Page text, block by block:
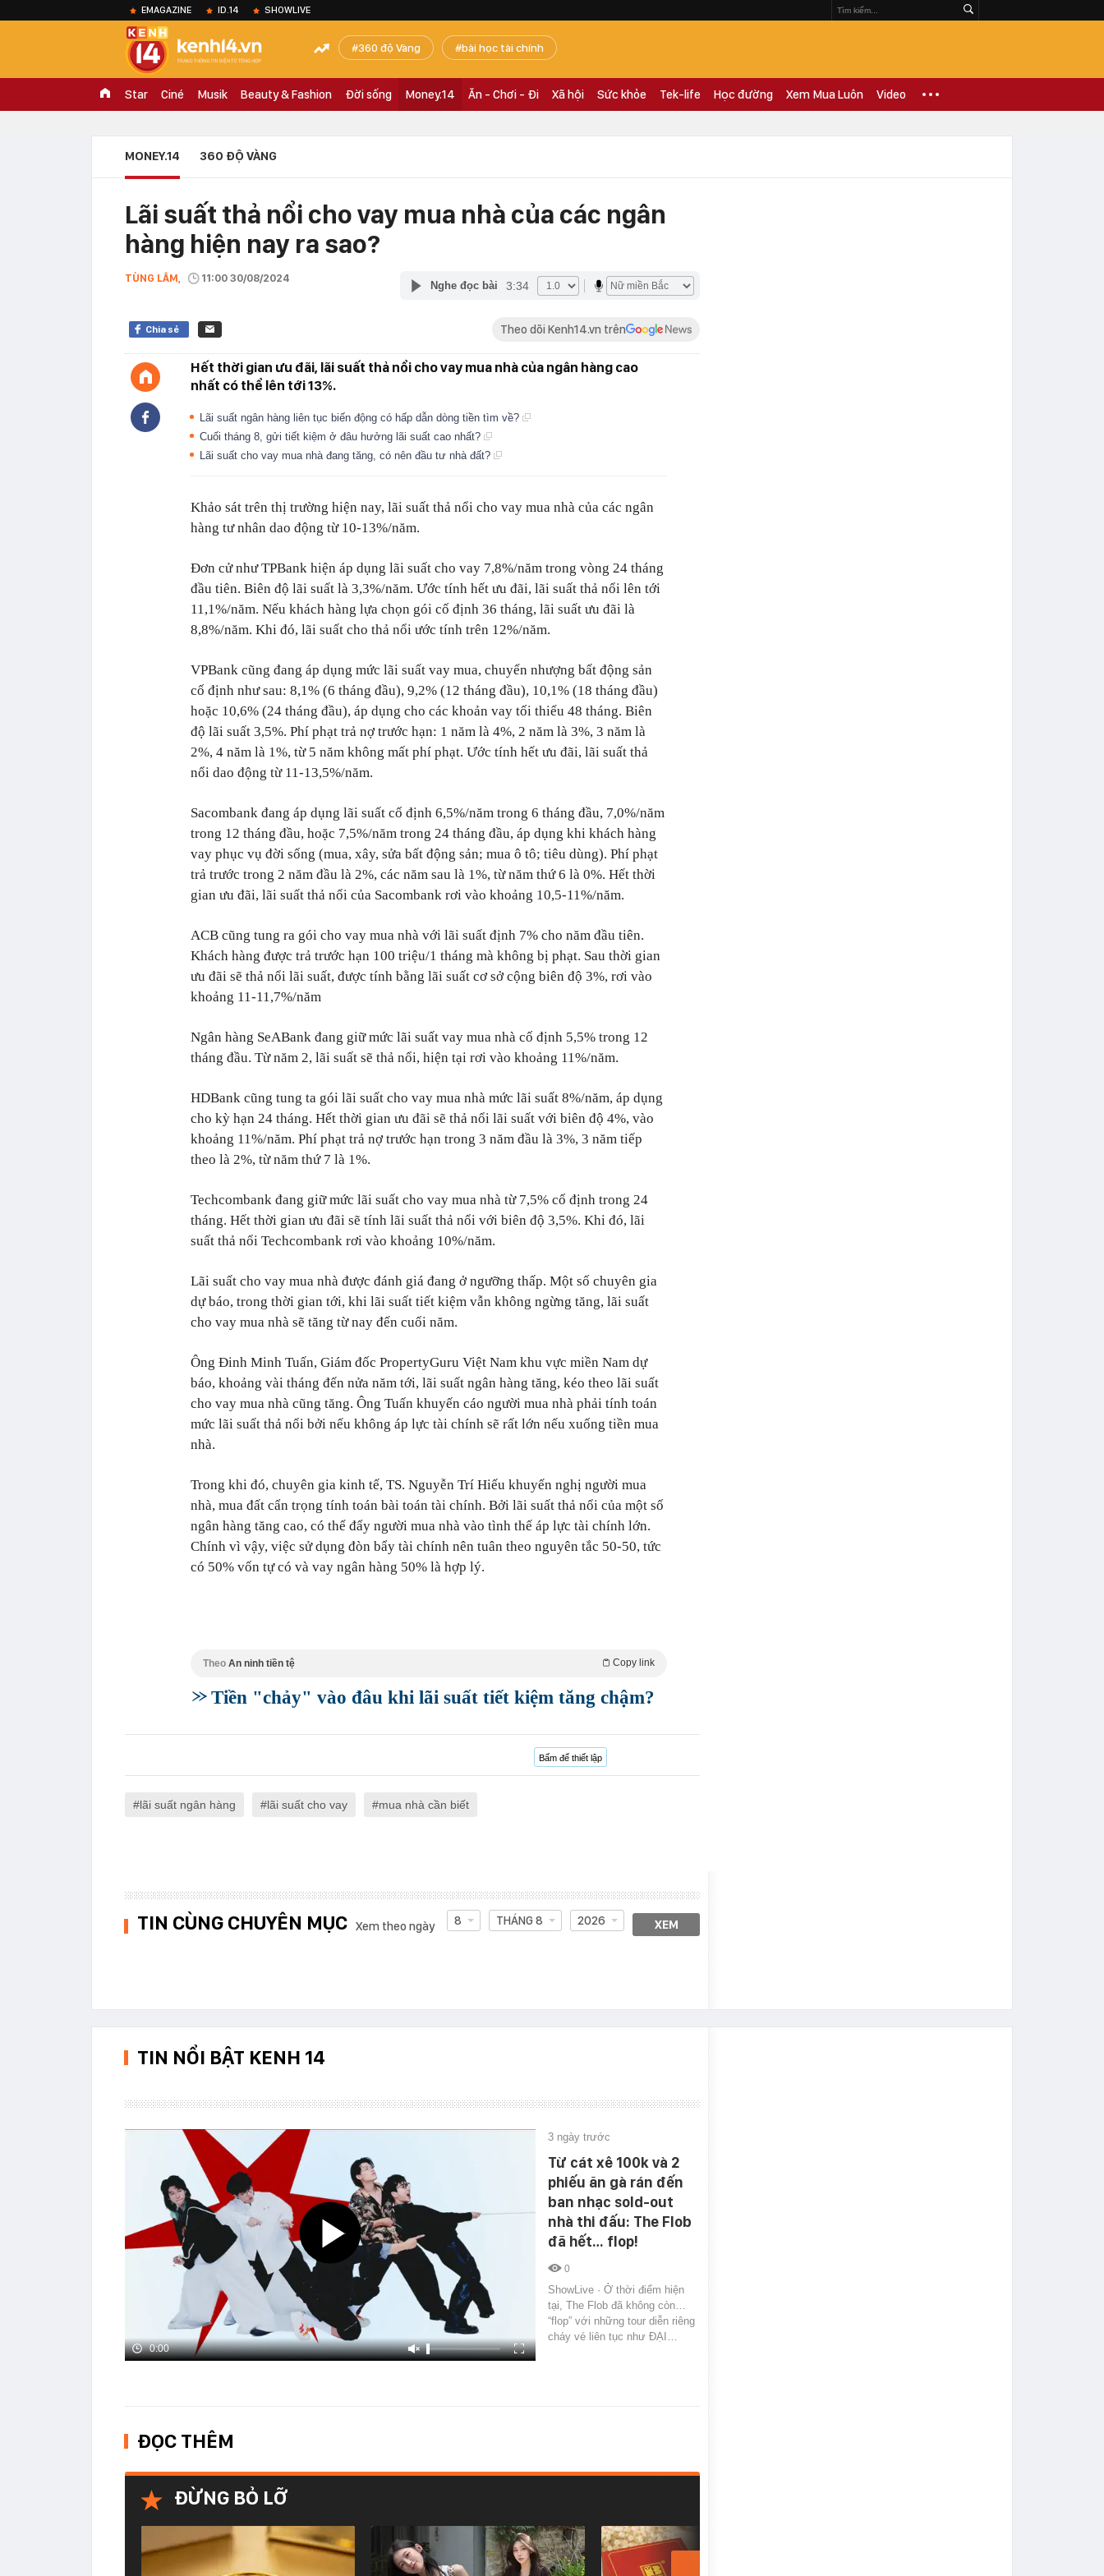
EMAGAZINE ID.14 SHOWLIVE
360 độ Vàng bài học tài chính
Star Ciné Musik Beauty & Fashion Đời sống Money.14 Ăn - Chơi - Đi Xã hội Sức khỏe Tek-life Học đường Xem Mua Luôn Video
MONEY.14 360 ĐỘ VÀNG
Lãi suất thả nổi cho vay mua nhà của các ngân
hàng hiện nay ra sao?
TÙNG LÂM, 11:00 30/08/2024
Nghe đọc bài 3:34
Chia sẻ Theo dõi Kenh14.vn trên
Hết thời gian ưu đãi, lãi suất thả nổi cho vay mua nhà của ngân hàng cao
nhất có thể lên tới 13%.
Lãi suất ngân hàng liên tục biến động có hấp dẫn dòng tiền tìm về?
Cuối tháng 8, gửi tiết kiệm ở đâu hưởng lãi suất cao nhất?
Lãi suất cho vay mua nhà đang tăng, có nên đầu tư nhà đất?
Khảo sát trên thị trường hiện nay, lãi suất thả nổi cho vay mua nhà của các ngân
hàng tư nhân dao động từ 10-13%/năm.
Đơn cử như TPBank hiện áp dụng lãi suất cho vay 7,8%/năm trong vòng 24 tháng
đầu tiên. Biên độ lãi suất là 3,3%/năm. Ước tính hết ưu đãi, lãi suất thả nổi lên tới
11,1%/năm. Nếu khách hàng lựa chọn gói cố định 36 tháng, lãi suất ưu đãi là
8,8%/năm. Khi đó, lãi suất cho thả nổi ước tính trên 12%/năm.
VPBank cũng đang áp dụng mức lãi suất vay mua, chuyển nhượng bất động sản
cố định như sau: 8,1% (6 tháng đầu), 9,2% (12 tháng đầu), 10,1% (18 tháng đầu)
hoặc 10,6% (24 tháng đầu), áp dụng cho các khoản vay tối thiểu 48 tháng. Biên
độ lãi suất 3,5%. Phí phạt trả nợ trước hạn: 1 năm là 4%, 2 năm là 3%, 3 năm là
2%, 4 năm là 1%, từ 5 năm không mất phí phạt. Ước tính hết ưu đãi, lãi suất thả
nổi dao động từ 11-13,5%/năm.
Sacombank đang áp dụng lãi suất cố định 6,5%/năm trong 6 tháng đầu, 7,0%/năm
trong 12 tháng đầu, hoặc 7,5%/năm trong 24 tháng đầu, áp dụng khi khách hàng
vay phục vụ đời sống (mua, xây, sửa bất động sản; mua ô tô; tiêu dùng). Phí phạt
trả trước trong 2 năm đầu là 2%, các năm sau là 1%, từ năm thứ 6 là 0%. Hết thời
gian ưu đãi, lãi suất thả nổi của Sacombank rơi vào khoảng 10,5-11%/năm.
ACB cũng tung ra gói cho vay mua nhà với lãi suất định 7% cho năm đầu tiên.
Khách hàng được trả trước hạn 100 triệu/1 tháng mà không bị phạt. Sau thời gian
ưu đãi sẽ thả nổi lãi suất, được tính bằng lãi suất cơ sở cộng biên độ 3%, rơi vào
khoảng 11-11,7%/năm
Ngân hàng SeABank đang giữ mức lãi suất vay mua nhà cố định 5,5% trong 12
tháng đầu. Từ năm 2, lãi suất sẽ thả nổi, hiện tại rơi vào khoảng 11%/năm.
HDBank cũng tung ta gói lãi suất cho vay mua nhà mức lãi suất 8%/năm, áp dụng
cho kỳ hạn 24 tháng. Hết thời gian ưu đãi sẽ thả nổi lãi suất với biên độ 4%, vào
khoảng 11%/năm. Phí phạt trả nợ trước hạn trong 3 năm đầu là 3%, 3 năm tiếp
theo là 2%, từ năm thứ 7 là 1%.
Techcombank đang giữ mức lãi suất cho vay mua nhà từ 7,5% cố định trong 24
tháng. Hết thời gian ưu đãi sẽ tính lãi suất thả nổi với biên độ 3,5%. Khi đó, lãi
suất thả nổi Techcombank rơi vào khoảng 10%/năm.
Lãi suất cho vay mua nhà được đánh giá đang ở ngưỡng thấp. Một số chuyên gia
dự báo, trong thời gian tới, khi lãi suất tiết kiệm vẫn không ngừng tăng, lãi suất
cho vay mua nhà sẽ tăng từ nay đến cuối năm.
Ông Đinh Minh Tuấn, Giám đốc PropertyGuru Việt Nam khu vực miền Nam dự
báo, khoảng vài tháng đến nửa năm tới, lãi suất ngân hàng tăng, kéo theo lãi suất
cho vay mua nhà cũng tăng. Ông Tuấn khuyến cáo người mua nhà phải tính toán
mức lãi suất thả nổi bởi nếu không áp lực tài chính sẽ rất lớn nếu xuống tiền mua
nhà.
Trong khi đó, chuyên gia kinh tế, TS. Nguyễn Trí Hiếu khuyến nghị người mua
nhà, mua đất cẩn trọng tính toán bài toán tài chính. Bởi lãi suất thả nổi của một số
ngân hàng tăng cao, có thể đẩy người mua nhà vào tình thế áp lực tài chính lớn.
Chính vì vậy, việc sử dụng đòn bẩy tài chính nên tuân theo nguyên tắc 50-50, tức
có 50% vốn tự có và vay ngân hàng 50% là hợp lý.
Theo An ninh tiền tệ Copy link
Tiền "chảy" vào đâu khi lãi suất tiết kiệm tăng chậm?
Bấm để thiết lập
lãi suất ngân hàng lãi suất cho vay mua nhà cần biết
TIN CÙNG CHUYÊN MỤC Xem theo ngày 8 THÁNG 8 2026 XEM
TIN NỔI BẬT KENH 14
0:00
3 ngày trước
Từ cát xê 100k và 2
phiếu ăn gà rán đến
ban nhạc sold-out
nhà thi đấu: The Flob
đã hết… flop!
0
ShowLive · Ở thời điểm hiện
tại, The Flob đã không còn…
“flop” với những tour diễn riêng
cháy vé liên tục như ĐẠI…
ĐỌC THÊM
ĐỪNG BỎ LỠ